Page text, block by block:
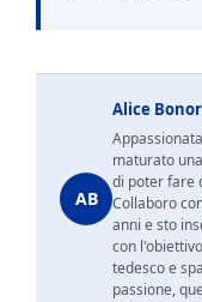
AB
Alice
maturato
di poter fare
Collaboro
anni e sto
con
tedesco e
passione,